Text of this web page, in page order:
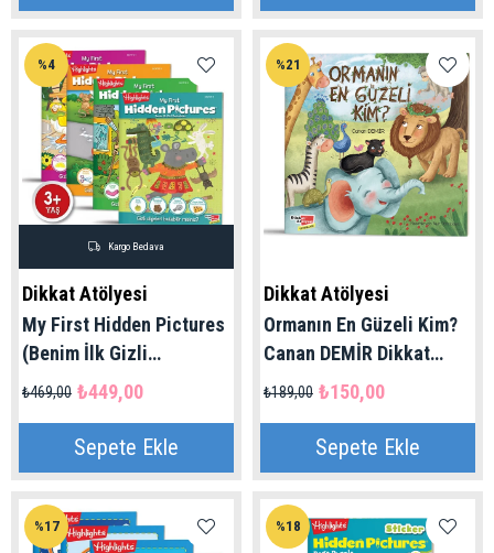
Dikkat Atölyesi
My First Hidden Pictures
(Benim İlk Gizli
Resimlerim)
₺449,00
₺469,00
Sepete Ekle
%4
Kargo Bedava
Dikkat Atölyesi
Ormanın En Güzeli Kim?
Canan DEMİR Dikkat
Atölyesi Yayınları
₺150,00
₺189,00
Sepete Ekle
%21
%17 %18